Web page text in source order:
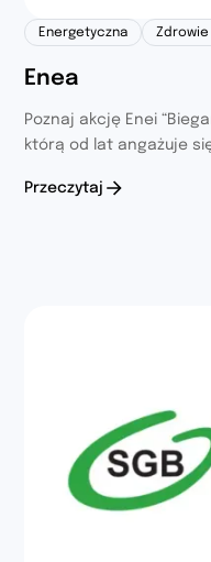
Energetyczna
Enea
Poznaj akcję Enei
którą od lat angażuje
Przeczytaj